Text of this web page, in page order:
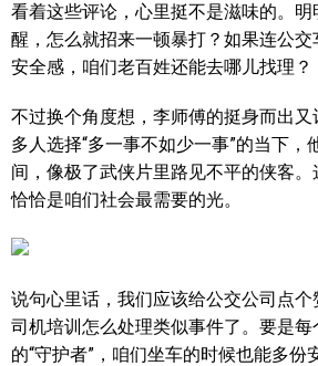
看着这些评论，心里挺不是滋味的。
醒，怎么就招来一顿暴打？如果连公
安全感，咱们老百姓还能去哪儿找理？
不过换个角度想，李师傅的挺身而出
多人选择“多一事不如少一事”的当下，
间，像极了武侠片里路见不平的侠客。
恰恰是咱们社会最需要的光。
说句心里话，我们应该给公交公司点
司机培训怎么处理类似事件了。要是
的“守护者”，咱们坐车的时候也能多份